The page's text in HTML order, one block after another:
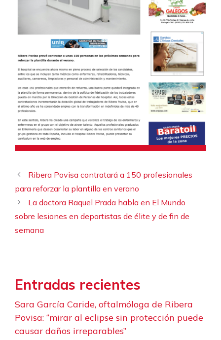
Ribera Povisa contratará a 150 profesionales
para reforzar la plantilla en verano
La doctora Raquel Prada habla en El Mundo
sobre lesiones en deportistas de élite y de fin de
semana
Entradas recientes
Sara García Caride, oftalmóloga de Ribera
Povisa: “mirar al eclipse sin protección puede
causar daños irreparables”